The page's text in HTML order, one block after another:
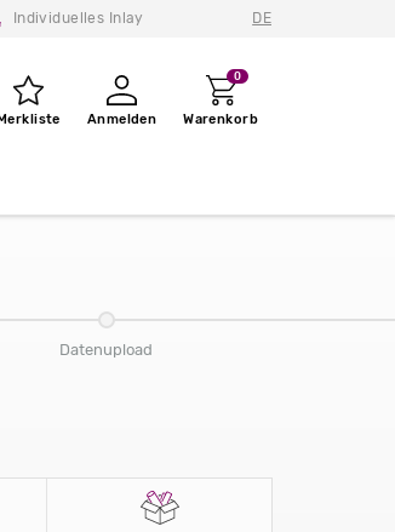
Individuelles Inlay DE
Merkliste Anmelden
0
Warenkorb
Datenupload